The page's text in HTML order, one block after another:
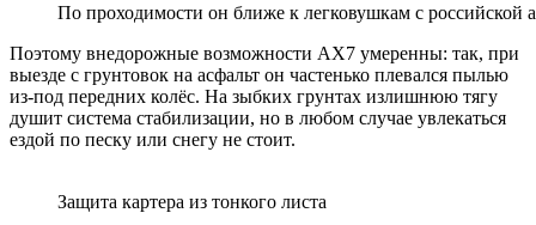
По проходимости он ближе к легковушкам с российской
Поэтому внедорожные возможности AX7 умеренны: так, при
выезде с грунтовок на асфальт он частенько плевался пылью
из-под передних колёс. На зыбких грунтах излишнюю тягу
душит система стабилизации, но в любом случае увлекаться
ездой по песку или снегу не стоит.
Защита картера из тонкого листа